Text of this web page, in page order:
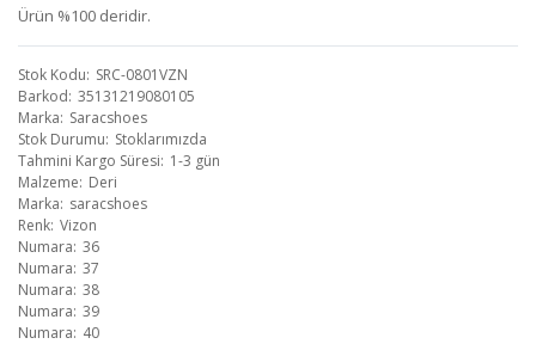
Ürün %100 deridir.
Stok Kodu SRC-0801VZN
Barkod 35131219080105
Marka Saracshoes
Stok Durumu Stoklarımızda
Tahmini Kargo Süresi 1-3 gün
Malzeme Deri
Marka saracshoes
Renk Vizon
Numara 36
Numara 37
Numara 38
Numara 39
Numara 40